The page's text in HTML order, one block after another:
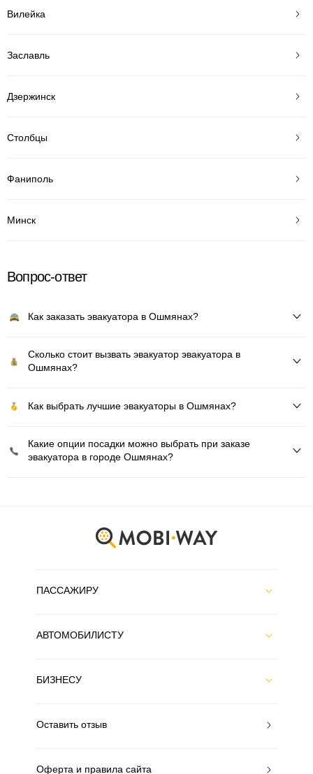
Вилейка
Заславль
Дзержинск
Столбцы
Фаниполь
Минск
Вопрос-ответ
Как заказать эвакуатора в Ошмянах?
Сколько стоит вызвать эвакуатор эвакуатора в
Ошмянах?
Как выбрать лучшие эвакуаторы в Ошмянах?
Какие опции посадки можно выбрать при заказе
эвакуатора в городе Ошмянах?
ПАССАЖИРУ
АВТОМОБИЛИСТУ
БИЗНЕСУ
Оставить отзыв
Оферта и правила сайта